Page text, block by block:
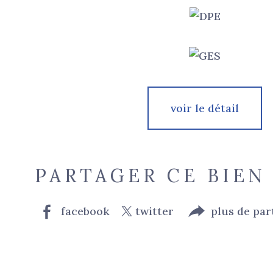
voir le détail
PARTAGER CE BIEN
facebook twitter plus de